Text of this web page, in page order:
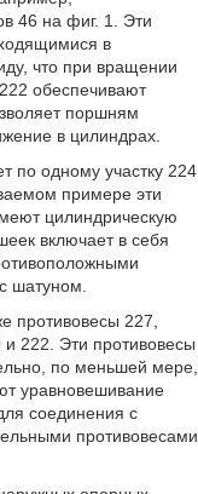
46 на фиг. 1. Эти
в
что при вращении
обеспечивают
поршням
в цилиндрах.
по одному участку 224
примере эти
цилиндрическую
включает в себя
шатуном.
противовесы 227,
222. Эти противовесы
по меньшей мере,
уравновешивание
соединения с
противовесами